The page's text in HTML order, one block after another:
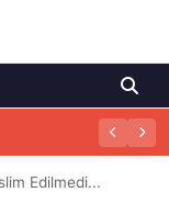
Edilmedi...